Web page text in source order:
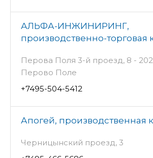
АЛЬФА-ИНЖИНИРИНГ,
производственно-торговая
Перова Поля 3-й проезд, 8 -
Перово Поле
+7495-504-5412
Апогей, производственная
Черницынский проезд, 3